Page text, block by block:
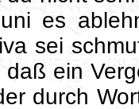
es
sei
ein
durch